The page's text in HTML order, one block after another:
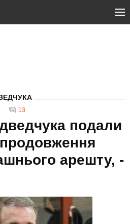
13
подали
арешту, -